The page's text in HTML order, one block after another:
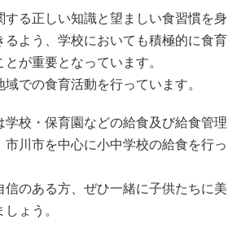
する正しい知識と望ましい食習慣を身
るよう、学校においても積極的に食育
が重要となっています。
での食育活動を行っています。
学校・保育園などの給食及び給食管理
市川市を中心に小中学校の給食を行っ
信のある方、ぜひ一緒に子供たちに美
ょう。